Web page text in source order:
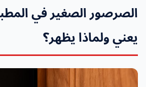
الصرصور الصغير في
يعني ولماذا يظهر؟